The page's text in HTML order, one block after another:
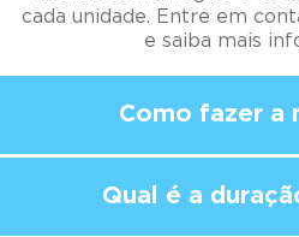
cada unidade. Entre em
e saiba mais
Como fazer a
Qual é a